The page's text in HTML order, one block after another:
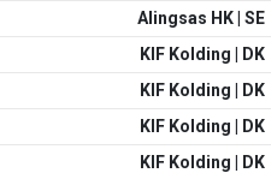
Alingsas HK | SE
KIF Kolding | DK
KIF Kolding | DK
KIF Kolding | DK
KIF Kolding | DK